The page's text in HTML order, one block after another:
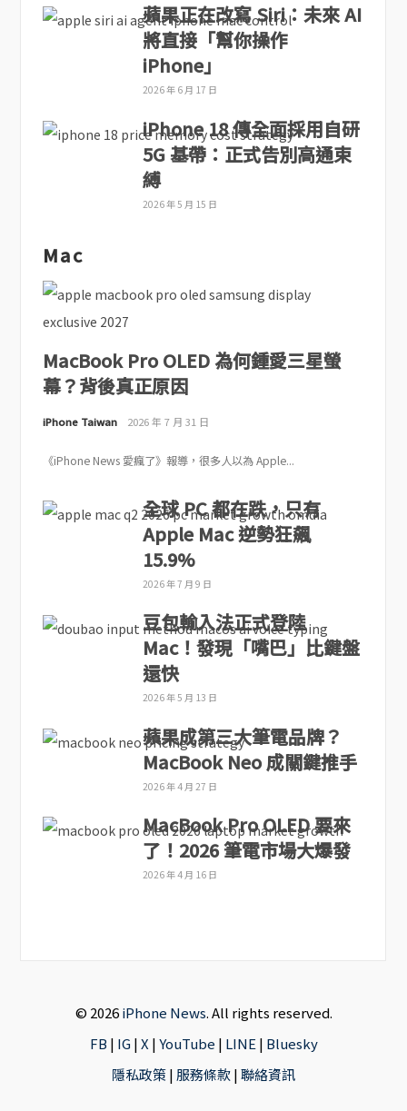
蘋果正在改寫 Siri：未來 AI
將直接「幫你操作
iPhone」
2026 年 6 月 17 日
iPhone 18 傳全面採用自研
5G 基帶：正式告別高通束
縛
2026 年 5 月 15 日
Mac
MacBook Pro OLED 為何鍾愛三星螢
幕？背後真正原因
iPhone Taiwan 2026 年 7 月 31 日
《iPhone News 愛瘋了》報導，很多人以為 Apple...
全球 PC 都在跌，只有
Apple Mac 逆勢狂飆
15.9%
2026 年 7 月 9 日
豆包輸入法正式登陸
Mac！發現「嘴巴」比鍵盤
還快
2026 年 5 月 13 日
蘋果成第三大筆電品牌？
MacBook Neo 成關鍵推手
2026 年 4 月 27 日
MacBook Pro OLED 要來
了！2026 筆電市場大爆發
2026 年 4 月 16 日
© 2026iPhone News. All rights reserved.
FB | IG|X |YouTube | LINE | Bluesky
隱私政策| 服務條款|聯絡資訊